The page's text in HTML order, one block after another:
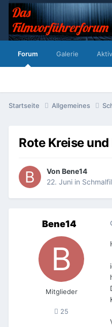
Forum Galerie
Startseite Allgemeines
Rote Kreise
Von Bene14
22. Juni in
Bene14
Mitglieder
25